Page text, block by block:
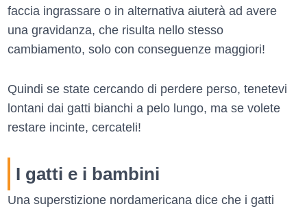
faccia ingrassare o in alternativa aiuterà ad avere
una gravidanza, che risulta nello stesso
cambiamento, solo con conseguenze maggiori!
Quindi se state cercando di perdere perso, tenetevi
lontani dai gatti bianchi a pelo lungo, ma se volete
restare incinte, cercateli!
I gatti e i bambini
Una superstizione nordamericana dice che i gatti